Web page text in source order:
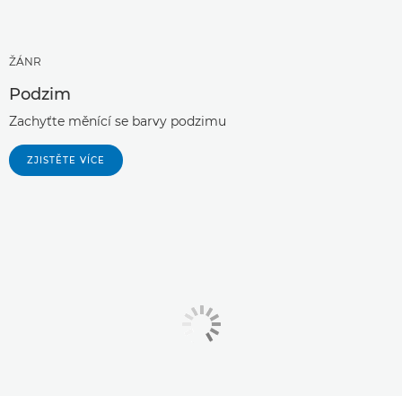
ŽÁNR
Podzim
Zachyťte měnící se barvy podzimu
ZJISTĚTE VÍCE